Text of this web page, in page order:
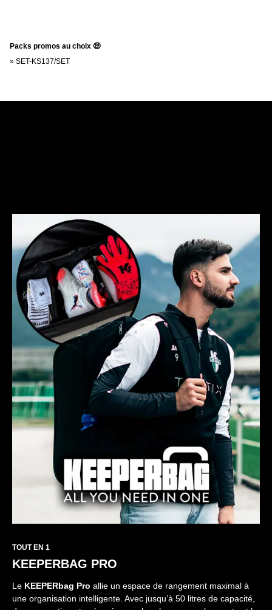
Packs promos au choix 🤑
» SET-KS137/SET
TOUT EN 1
KEEPERBAG PRO
Le KEEPERbag Pro allie un espace de rangement maximal à
une organisation intelligente. Avec jusqu’à 50 litres de capacité,